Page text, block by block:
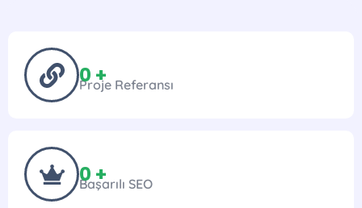
Proje Referansı
0 +
Başarılı SEO
0 +